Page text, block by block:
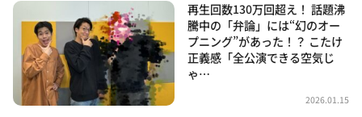
再生回数130万回超え！ 話題沸
騰中の「弁論」には“幻のオー
プニング”があった！？ こたけ
正義感「全公演できる空気じ
ゃ…
2026.01.15